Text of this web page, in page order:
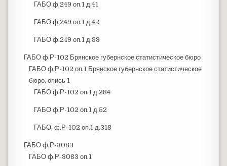
ГАБО ф.249 оп.1 д.41
ГАБО ф.249 оп.1 д.42
ГАБО ф.249 оп.1 д.83
ГАБО ф.Р-102 Брянское губернское статистическое бюро
ГАБО ф.Р-102 оп.1 Брянское губернское статистическое
бюро, опись 1
ГАБО ф.Р-102 оп.1 д.284
ГАБО ф.Р-102 оп.1 д.52
ГАБО, ф.Р-102 оп.1 д.318
ГАБО ф.Р-3083
ГАБО ф.Р-3083 оп.1